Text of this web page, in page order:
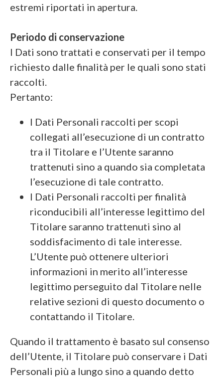
estremi riportati in apertura.
Periodo di conservazione
I Dati sono trattati e conservati per il tempo
richiesto dalle finalità per le quali sono stati
raccolti.
Pertanto:
I Dati Personali raccolti per scopi
collegati all’esecuzione di un contratto
tra il Titolare e l’Utente saranno
trattenuti sino a quando sia completata
l’esecuzione di tale contratto.
I Dati Personali raccolti per finalità
riconducibili all’interesse legittimo del
Titolare saranno trattenuti sino al
soddisfacimento di tale interesse.
L’Utente può ottenere ulteriori
informazioni in merito all’interesse
legittimo perseguito dal Titolare nelle
relative sezioni di questo documento o
contattando il Titolare.
Quando il trattamento è basato sul consenso
dell’Utente, il Titolare può conservare i Dati
Personali più a lungo sino a quando detto